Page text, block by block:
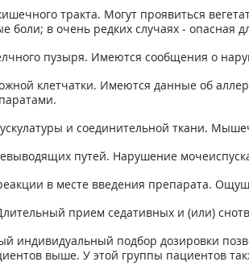
тракта. Могут проявиться
боли; в очень редких случаях -
пузыря. Имеются сообщения о
клетчатки. Имеются данные об
и соединительной ткани.
путей. Нарушение
в месте введения препарата.
прием седативных и (или)
индивидуальный подбор дозировки
выше. У этой группы пациентов